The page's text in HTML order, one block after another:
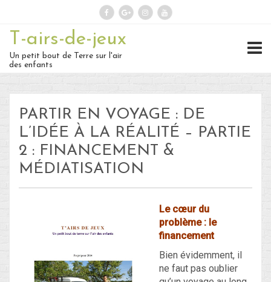
Rechercher :
Des nouvelles ?
30 – Du 1er au 6 ou 7 juillet : En
route vers le Retour !
Bye Bali… Hello Hong-Kong !
T-airs-de-jeux
Un petit bout de Terre sur l'air
des enfants
PARTIR EN VOYAGE : DE
L’IDÉE À LA RÉALITÉ – PARTIE
2 : FINANCEMENT &
MÉDIATISATION
Le cœur du
problème : le
financement
Bien évidemment, il
ne faut pas oublier